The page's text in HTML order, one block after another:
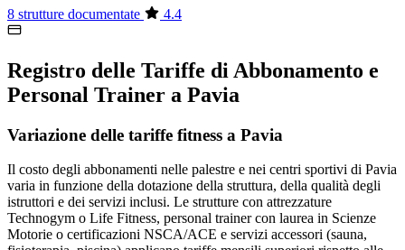
8 strutture documentate 4.4
Registro delle Tariffe di Abbonamento e
Personal Trainer a Pavia
Variazione delle tariffe fitness a Pavia
Il costo degli abbonamenti nelle palestre e nei centri sportivi di Pavia
varia in funzione della dotazione della struttura, della qualità degli
istruttori e dei servizi inclusi. Le strutture con attrezzature
Technogym o Life Fitness, personal trainer con laurea in Scienze
Motorie o certificazioni NSCA/ACE e servizi accessori (sauna,